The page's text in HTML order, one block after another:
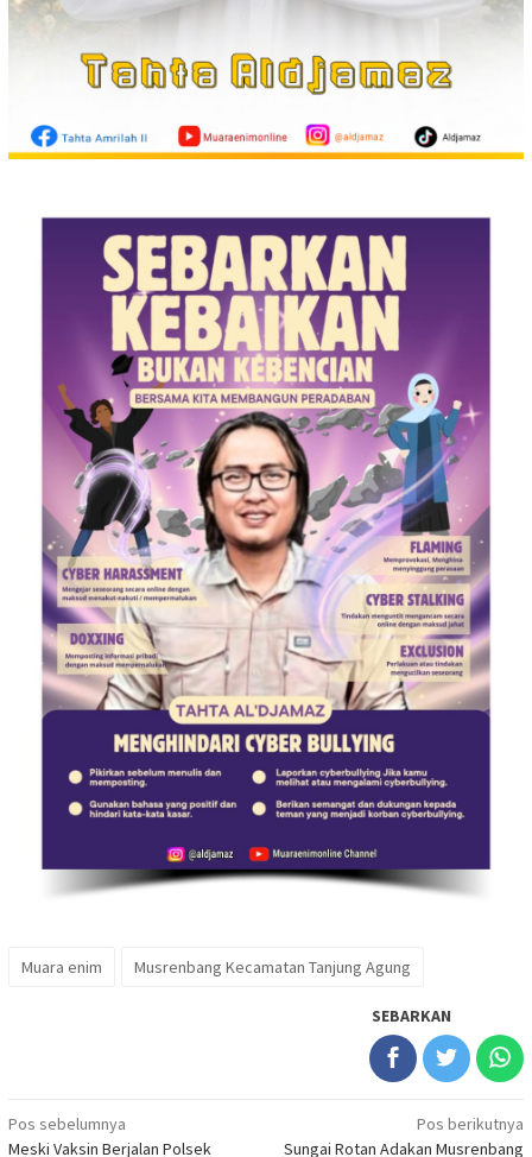
Muara enim Musrenbang Kecamatan Tanjung Agung
SEBARKAN
Navigasi
Pos sebelumnya
Meski Vaksin Berjalan Polsek
Pos berikutnya
Sungai Rotan Adakan Musrenbang